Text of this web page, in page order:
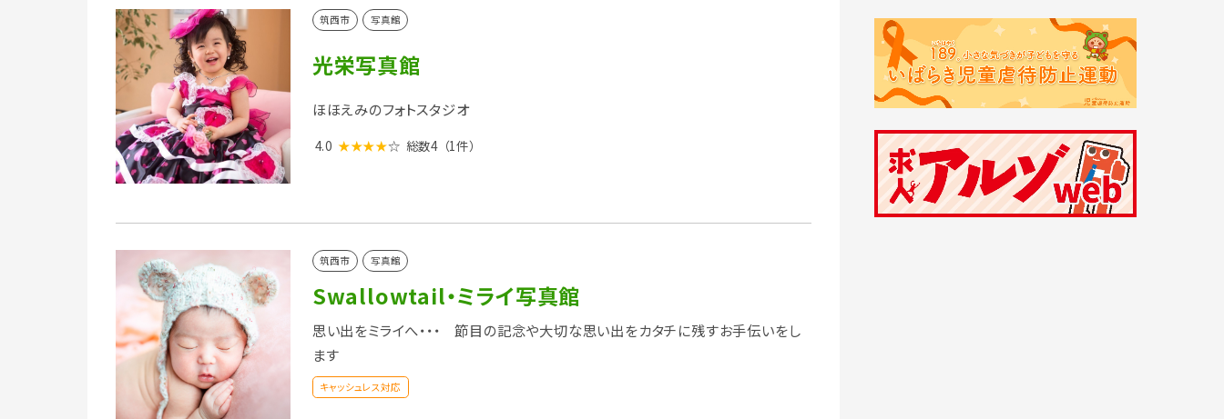
筑西市 写真館
光栄写真館
ほほえみのフォトスタジオ
4.0 ★★★★☆ 総数4 （1件）
筑西市 写真館
Swallowtail・ミライ写真館
思い出をミライへ・・・ 節目の記念や大切な思い出をカタチに残すお手伝いをし
ます
キャッシュレス対応